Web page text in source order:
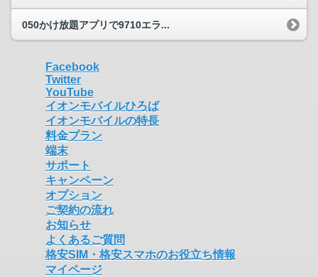
050かけ放題アプリで9710エラ...
Facebook
Twitter
YouTube
イオンモバイルひろば
イオンモバイルの特長
料金プラン
端末
サポート
キャンペーン
オプション
ご契約の流れ
お知らせ
よくあるご質問
格安SIM・格安スマホのお役立ち情報
マイページ